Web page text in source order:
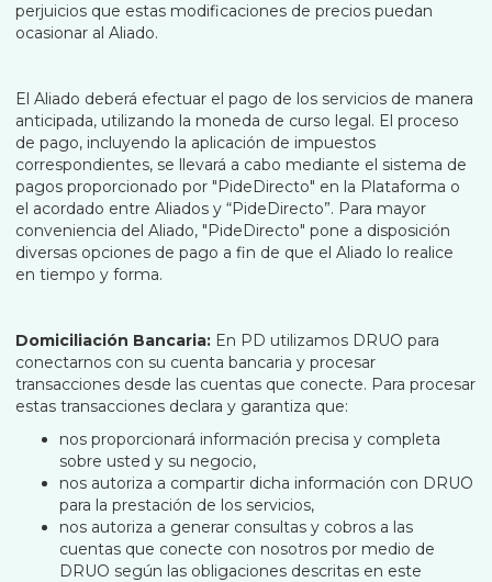
perjuicios que estas modificaciones de precios puedan
ocasionar al Aliado.
El Aliado deberá efectuar el pago de los servicios de manera
anticipada, utilizando la moneda de curso legal. El proceso
de pago, incluyendo la aplicación de impuestos
correspondientes, se llevará a cabo mediante el sistema de
pagos proporcionado por "PideDirecto" en la Plataforma o
el acordado entre Aliados y “PideDirecto”. Para mayor
conveniencia del Aliado, "PideDirecto" pone a disposición
diversas opciones de pago a fin de que el Aliado lo realice
en tiempo y forma.
Domiciliación Bancaria: En PD utilizamos DRUO para
conectarnos con su cuenta bancaria y procesar
transacciones desde las cuentas que conecte. Para procesar
estas transacciones declara y garantiza que:
nos proporcionará información precisa y completa
sobre usted y su negocio,
nos autoriza a compartir dicha información con DRUO
para la prestación de los servicios,
nos autoriza a generar consultas y cobros a las
cuentas que conecte con nosotros por medio de
DRUO según las obligaciones descritas en este